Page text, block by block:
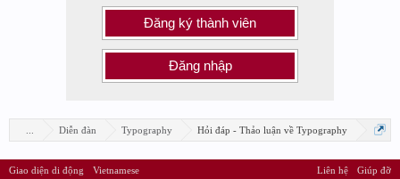
Đăng ký thành viên
Đăng nhập
Diễn đàn Typography Hỏi đáp - Thảo luận về Typography
Giao diện di động Vietnamese Liên hệ Giúp đỡ